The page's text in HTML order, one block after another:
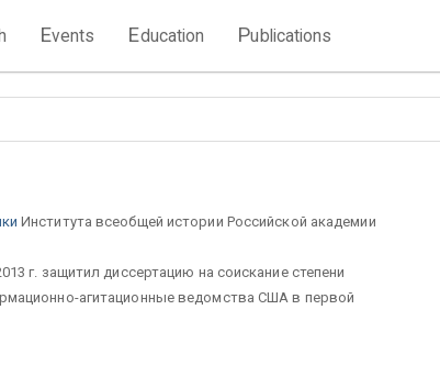
Events Education Publications
Института всеобщей истории Российской академии
г. защитил диссертацию на соискание степени
агитационные ведомства США в первой